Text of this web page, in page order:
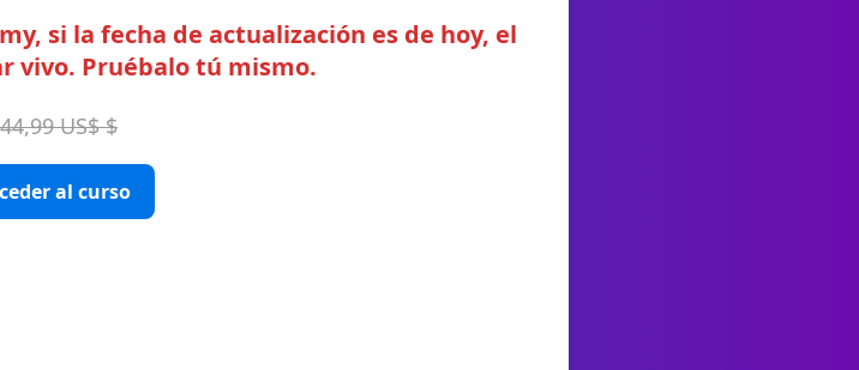
si la fecha de actualización es de hoy, el
vivo. Pruébalo tú mismo.
44,99 US$ $
al curso